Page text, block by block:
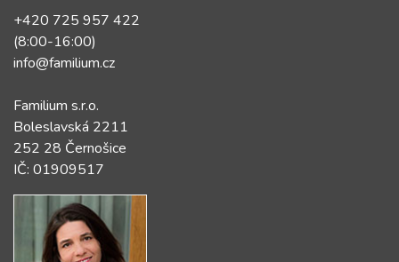
+420 725 957 422
(8:00-16:00)
info@familium.cz
Familium s.r.o.
Boleslavská 2211
252 28 Černošice
IČ: 01909517